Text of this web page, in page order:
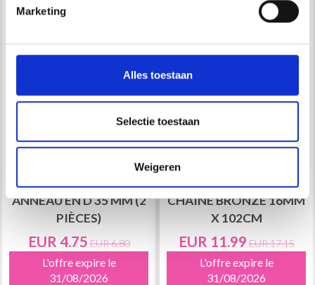
Marketing
Alles toestaan
Selectie toestaan
Weigeren
SERRURE À HOMARD
GO HANDMADE AVEC
ANNEAU EN D 35 MM (2
PIÈCES)
EUR 4.75 EUR 6.80
L'offre expire le
31/08/2026
HANDMADE AVEC
CHAÎNE BRONZE 16MM
X 102CM
EUR 11.99 EUR 17.15
L'offre expire le
31/08/2026